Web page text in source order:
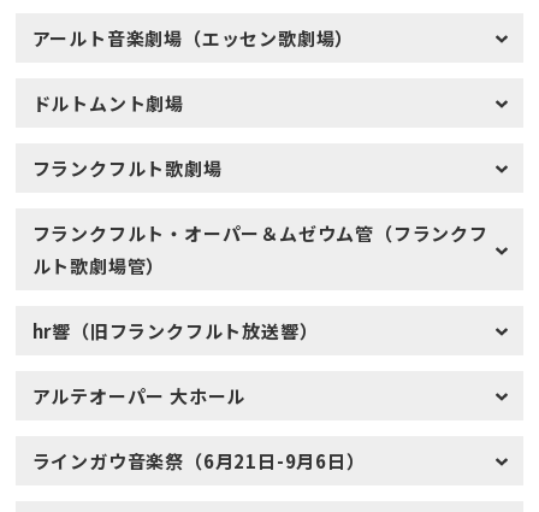
アールト音楽劇場（エッセン歌劇場）
ドルトムント劇場
フランクフルト歌劇場
フランクフルト・オーパー＆ムゼウム管（フランクフ
ルト歌劇場管）
hr響（旧フランクフルト放送響）
アルテオーパー 大ホール
ラインガウ音楽祭（6月21日-9月6日）